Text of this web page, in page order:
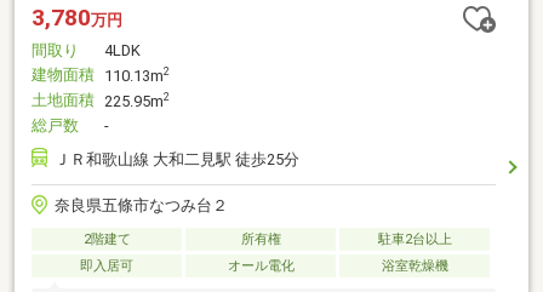
3,780万円
間取り
4LDK
建物面積 110.13m2
土地面積 225.95m2
総戸数
-
ＪＲ和歌山線 大和二見駅 徒歩25分
奈良県五條市なつみ台２
2階建て 所有権
駐車2台以上
即入居可
オール電化 浴室乾燥機